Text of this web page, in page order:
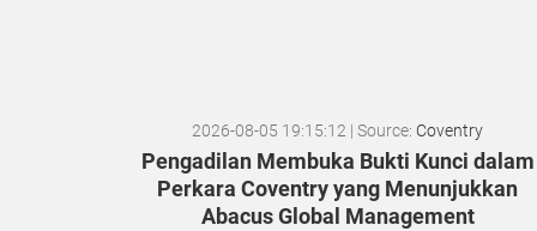
2026-08-05 19:15:12 | Source: Coventry
Pengadilan Membuka Bukti Kunci dalam
Perkara Coventry yang Menunjukkan
Abacus Global Management